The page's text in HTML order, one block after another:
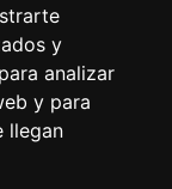
y
analizar
y para
llegan